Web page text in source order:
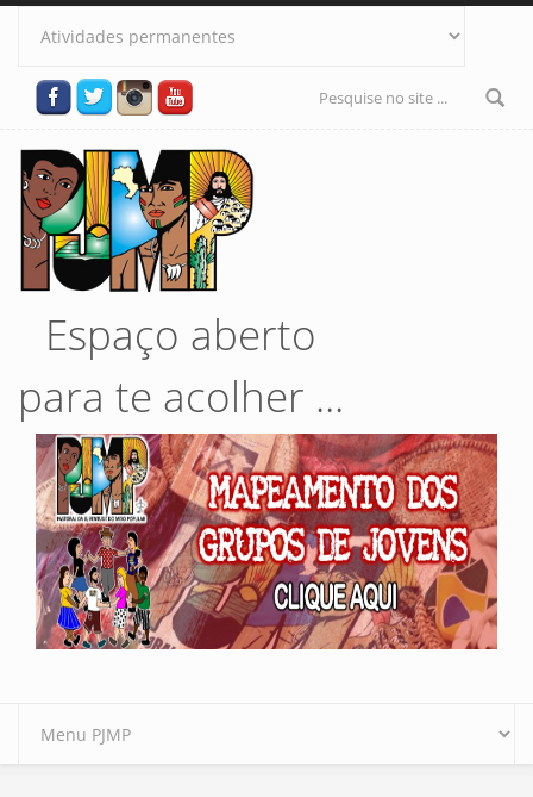
Pular para o conteúdo principal
Formulário
Espaço aberto
para te acolher ...